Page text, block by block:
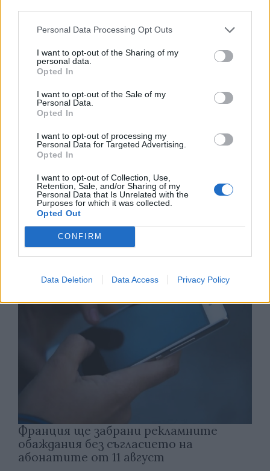
Personal Data Processing Opt Outs
I want to opt-out of the Sharing of my
personal data.
Opted In
I want to opt-out of the Sale of my
Personal Data.
Opted In
I want to opt-out of processing my
Personal Data for Targeted Advertising.
Opted In
I want to opt-out of Collection, Use,
Retention, Sale, and/or Sharing of my
Personal Data that Is Unrelated with the
Purposes for which it was collected.
Opted Out
CONFIRM
Data Deletion Data Access Privacy Policy
Астронавти на NASA излязоха в
открития космос
07.08.2026 / 15:00
Франция ще забрани рекламните
обаждания без съгласието на
абонатите от 11 август